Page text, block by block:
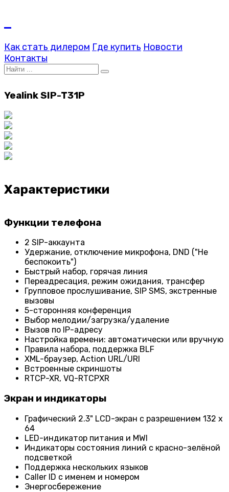
Как стать дилером Где купить Новости
Контакты
Yealink SIP-T31P
Характеристики
Функции телефона
2 SIP-аккаунта
Удержание, отключение микрофона, DND ("Не
беспокоить")
Быстрый набор, горячая линия
Переадресация, режим ожидания, трансфер
Групповое прослушивание, SIP SMS, экстренные
вызовы
5-сторонняя конференция
Выбор мелодии/загрузка/удаление
Вызов по IP-адресу
Настройка времени: автоматически или вручную
Правила набора, поддержка BLF
XML-браузер, Action URL/URI
Встроенные скриншоты
RTCP-XR, VQ-RTCPXR
Экран и индикаторы
Графический 2.3" LCD-экран с разрешением 132 х
64
LED-индикатор питания и MWI
Индикаторы состояния линий с красно-зелёной
подсветкой
Поддержка нескольких языков
Caller ID с именем и номером
Энергосбережение